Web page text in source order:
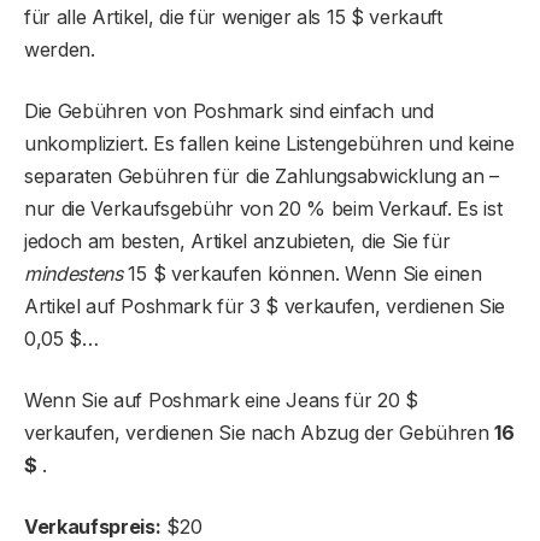
für alle Artikel, die für weniger als 15 $ verkauft
werden.
Die Gebühren von Poshmark sind einfach und
unkompliziert. Es fallen keine Listengebühren und keine
separaten Gebühren für die Zahlungsabwicklung an –
nur die Verkaufsgebühr von 20 % beim Verkauf. Es ist
jedoch am besten, Artikel anzubieten, die Sie für
mindestens15 $ verkaufen können. Wenn Sie einen
Artikel auf Poshmark für 3 $ verkaufen, verdienen Sie
0,05 $…
Wenn Sie auf Poshmark eine Jeans für 20 $
verkaufen, verdienen Sie nach Abzug der Gebühren16
$ .
Verkaufspreis: $20